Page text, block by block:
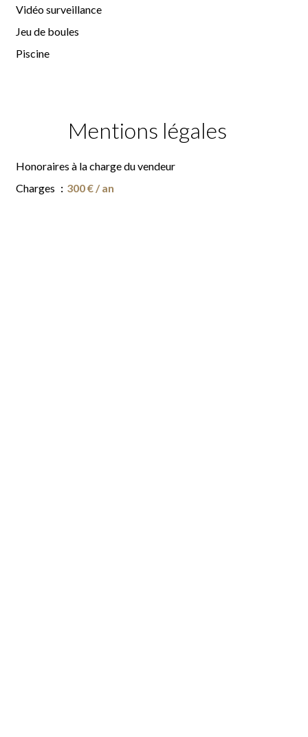
Vidéo surveillance
Jeu de boules
Piscine
Mentions légales
Honoraires à la charge du vendeur
Charges
300 € / an